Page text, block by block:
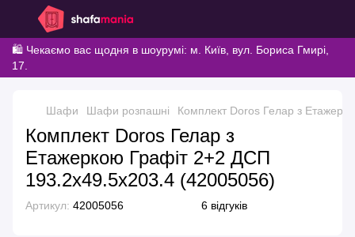
🛍️ Чекаємо вас щодня в шоурумі: м. Київ, вул. Бориса Гмирі,
17.
Шафи Шафи розпашні Комплект Doros Гелар з
Комплект Doros Гелар з
Етажеркою Графіт 2+2 ДСП
193.2х49.5х203.4 (42005056)
Артикул: 42005056 6 відгуків